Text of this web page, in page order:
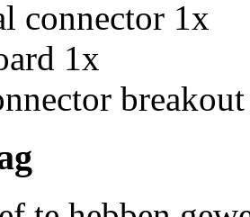
connector 1x
1x